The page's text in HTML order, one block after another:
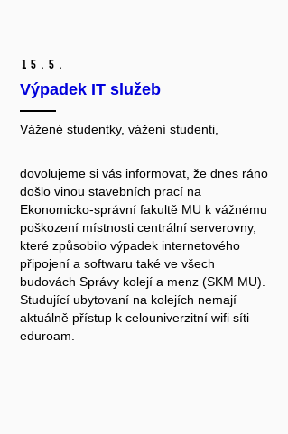
15. 5.
Výpadek IT služeb
Vážené studentky, vážení studenti,
dovolujeme si vás informovat, že dnes ráno
došlo vinou stavebních prací na
Ekonomicko-správní fakultě MU k vážnému
poškození místnosti centrální serverovny,
které způsobilo výpadek internetového
připojení a softwaru také ve všech
budovách Správy kolejí a menz (SKM MU).
Studující ubytovaní na kolejích nemají
aktuálně přístup k celouniverzitní wifi síti
eduroam.